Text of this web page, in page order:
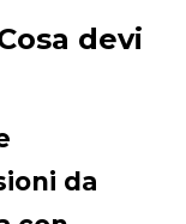
devi
da